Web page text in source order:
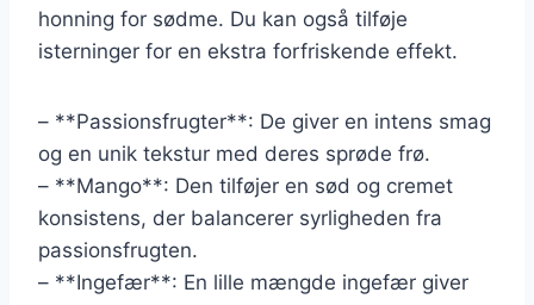
honning for sødme. Du kan også tilføje
isterninger for en ekstra forfriskende effekt.
– **Passionsfrugter**: De giver en intens smag
og en unik tekstur med deres sprøde frø.
– **Mango**: Den tilføjer en sød og cremet
konsistens, der balancerer syrligheden fra
passionsfrugten.
– **Ingefær**: En lille mængde ingefær giver